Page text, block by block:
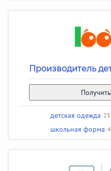
Производитель
детская одежда 25
школьная форма 4